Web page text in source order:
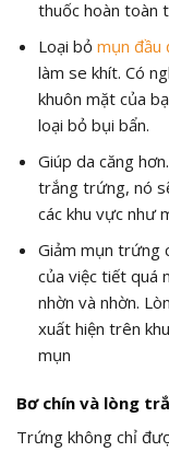
thuốc hoàn toàn
Loại bỏ mụn đầu
làm se khít. Có
khuôn mặt của
loại bỏ bụi bẩn.
Giúp da căng
trắng trứng, nó
các khu vực như
Giảm mụn trứng
của việc tiết quá
nhờn và nhờn.
xuất hiện trên
mụn
Bơ chín và lòng
Trứng không chỉ